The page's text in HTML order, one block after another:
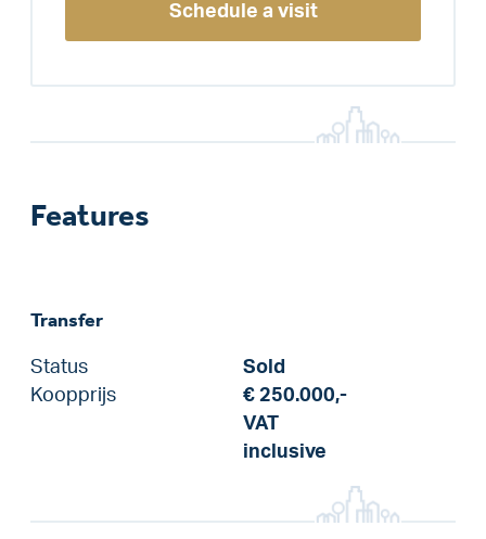
Schedule a visit
Features
Transfer
Status
Sold
Koopprijs
€ 250.000,-
VAT
inclusive